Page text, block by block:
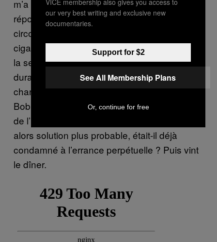
m’a fait : « salut, aimes-tu Bob Marley ? » J’ai
répondu par l’affirmative avec un sourire de
circonstance. Puis je me suis allumée une
cigarette de réconfort payée par mes parents,
la seule chose positive à mettre à leur actif
durant ce séjour. Le freluquet est revenu à la
charge deux minutes après. « Tu connais
Bob Marley ? » Essayait-il de savoir si j’avais
de l’herbe planquée dans ma chambre ? Ou
alors solution plus probable, était-il déjà
condamné à l’errance perpétuelle ? Puis vint
le dîner.
our very best writing and exclusive new
documentaries.
Support for $2
See All Membership Plans
Or, continue for free